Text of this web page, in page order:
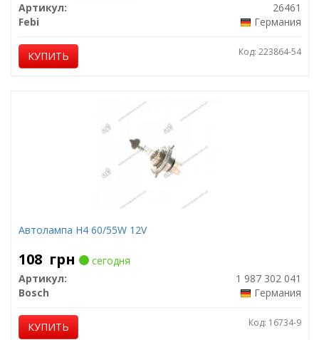
Артикул:
26461
Febi
Германия
КУПИТЬ Код: 223864-54
Автолампа H4 60/55W 12V
108 грн
сегодня
Артикул:
1 987 302 041
Bosch
Германия
КУПИТЬ Код: 16734-9